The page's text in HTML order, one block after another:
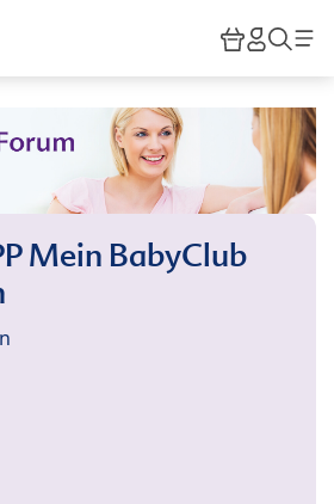
HiPP
Mein BabyClub